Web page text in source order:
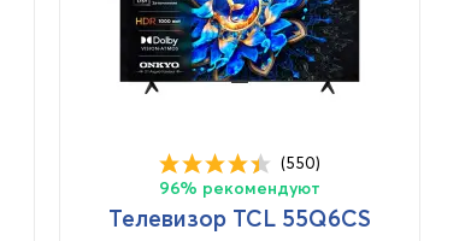
(550)
96% рекомендуют
Телевизор TCL 55Q6CS